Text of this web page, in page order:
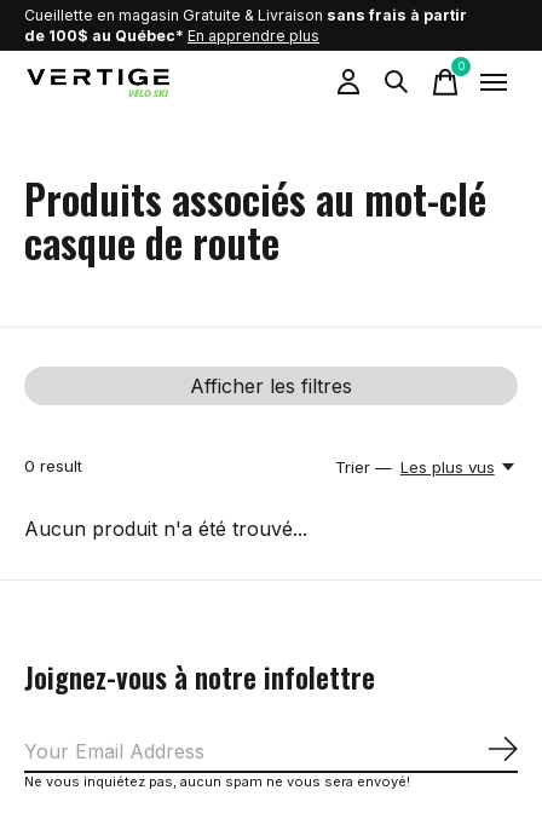
Cueillette en magasin Gratuite & Livraison sans frais à partir
de 100$ au Québec* En apprendre plus
0items
Produits associés au mot-clé
casque de route
Afficher les filtres
0 result Trier — Les plus vus
Aucun produit n'a été trouvé...
Joignez-vous à notre infolettre
Ne vous inquiétez pas, aucun spam ne vous sera envoyé!